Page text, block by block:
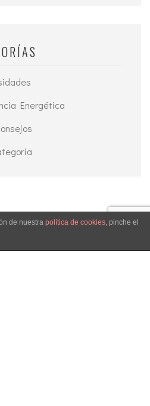
Energética
de nuestra política de cookies, pinche el